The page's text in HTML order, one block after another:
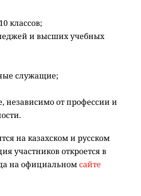
классов;
и высших учебных
служащие;
независимо от профессии и
на казахском и русском
участников откроется в
на официальномсайте